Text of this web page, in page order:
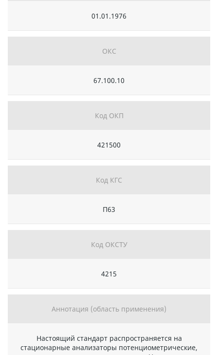
01.01.1976
ОКС
67.100.10
Код ОКП
421500
Код КГС
П63
Код ОКСТУ
4215
Аннотация (область применения)
Настоящий стандарт распространяется на
стационарные анализаторы потенциометрические,